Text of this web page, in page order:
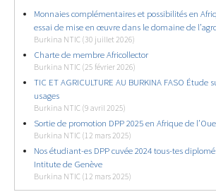
Monnaies complémentaires et possibilités en
essai de mise en œuvre dans le domaine de
Burkina NTIC (30 juillet 2026)
Charte de membre Africollector
Burkina NTIC (25 février 2026)
TIC ET AGRICULTURE AU BURKINA FASO Étude
usages
Burkina NTIC (9 avril 2025)
Sortie de promotion DPP 2025 en Afrique de
Burkina NTIC (12 mars 2025)
Nos étudiant-es DPP cuvée 2024 tous-tes
Intitute de Genève
Burkina NTIC (12 mars 2025)